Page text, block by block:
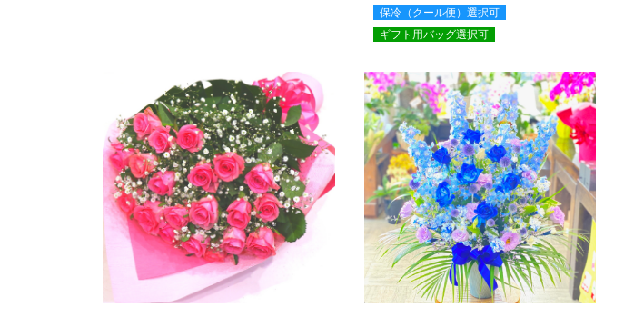
保冷（クール便）選択可
ギフト用バッグ選択可